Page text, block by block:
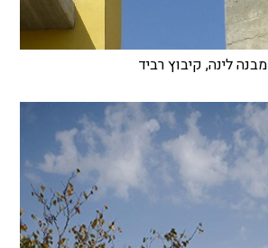
מבנה לינה, קיבוץ רביד